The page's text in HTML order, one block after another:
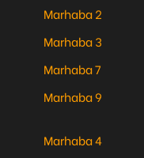
Marhaba 2
Marhaba 3
Marhaba 7
Marhaba 9
Marhaba 4